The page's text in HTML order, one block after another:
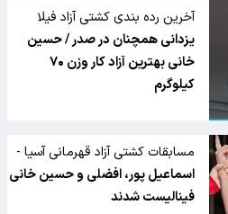
آخرین رده بندی کشتی آزاد فیلا
یزدانی همچنان در صدر / حسین
خانی بهترین آزاد کار وزن ۷۰
کیلوگرم
مسابقات کشتی آزاد قهرمانی آسیا -
قزاقستان
اسماعیل پور، افضلی و حسین خانی
فینالیست شدند